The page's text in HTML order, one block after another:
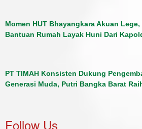
Momen HUT Bhayangkara Akuan Lege,
Bantuan Rumah Layak Huni Dari
PT TIMAH Konsisten Dukung
Generasi Muda, Putri Bangka Barat
Follow Us